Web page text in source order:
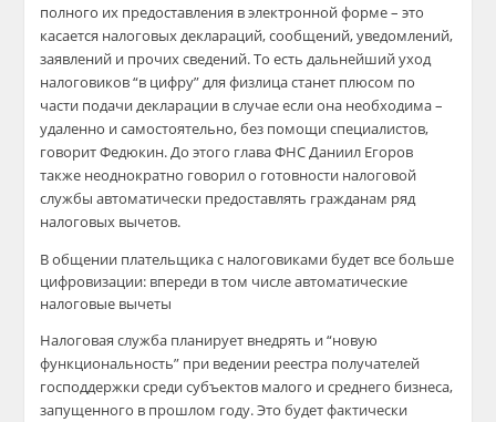
полного их предоставления в электронной форме – это
касается налоговых деклараций, сообщений, уведомлений,
заявлений и прочих сведений. То есть дальнейший уход
налоговиков “в цифру” для физлица станет плюсом по
части подачи декларации в случае если она необходима –
удаленно и самостоятельно, без помощи специалистов,
говорит Федюкин. До этого глава ФНС Даниил Егоров
также неоднократно говорил о готовности налоговой
службы автоматически предоставлять гражданам ряд
налоговых вычетов.
В общении плательщика с налоговиками будет все больше
цифровизации: впереди в том числе автоматические
налоговые вычеты
Налоговая служба планирует внедрять и “новую
функциональность” при ведении реестра получателей
господдержки среди субъектов малого и среднего бизнеса,
запущенного в прошлом году. Это будет фактически